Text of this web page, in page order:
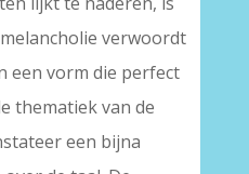
verwoordt
een vorm die perfect
thematiek van de
een bijna